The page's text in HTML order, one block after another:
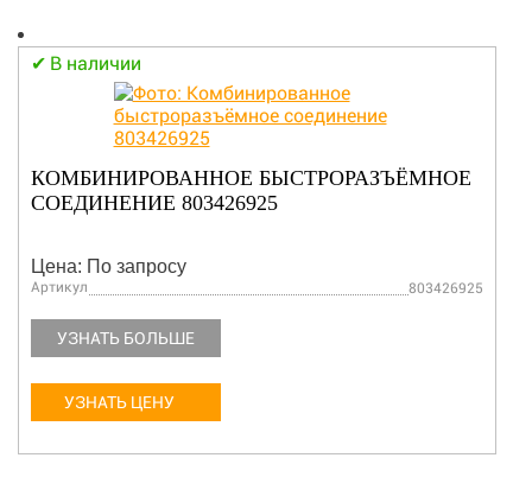
В наличии
КОМБИНИРОВАННОЕ БЫСТРОРАЗЪЁМНОЕ
СОЕДИНЕНИЕ 803426925
Цена: По запросу
Артикул 803426925
УЗНАТЬ БОЛЬШЕ
УЗНАТЬ ЦЕНУ